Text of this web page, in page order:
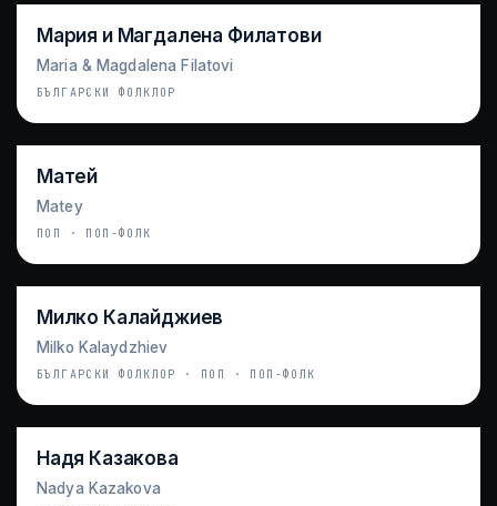
Мария и Магдалена Филатови
Maria & Magdalena Filatovi
БЪЛГАРСКИ ФОЛКЛОР
Матей
Matey
ПОП · ПОП-ФОЛК
Милко Калайджиев
Milko Kalaydzhiev
БЪЛГАРСКИ ФОЛКЛОР · ПОП · ПОП-ФОЛК
Надя Казакова
Nadya Kazakova